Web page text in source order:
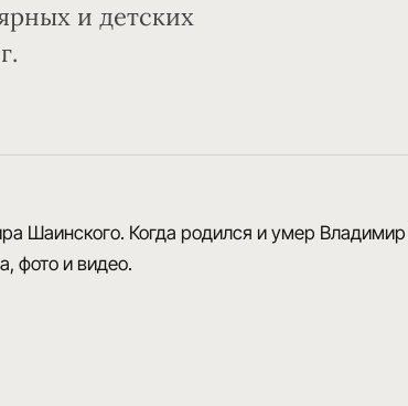
и детских
Шаинского. Когда родился и умер
фото и видео.